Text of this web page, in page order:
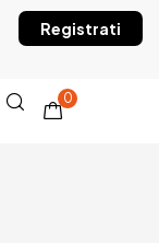
Registrati
0